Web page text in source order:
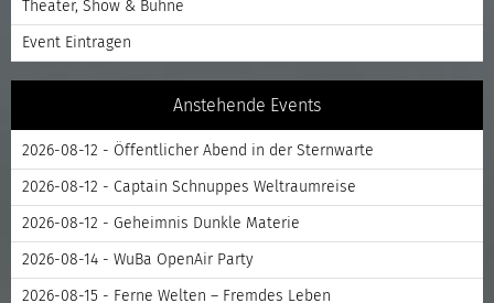
Theater, Show & Bühne
Event Eintragen
Anstehende Events
2026-08-12 - Öffentlicher Abend in der Sternwarte
2026-08-12 - Captain Schnuppes Weltraumreise
2026-08-12 - Geheimnis Dunkle Materie
2026-08-14 - WuBa OpenAir Party
2026-08-15 - Ferne Welten – Fremdes Leben